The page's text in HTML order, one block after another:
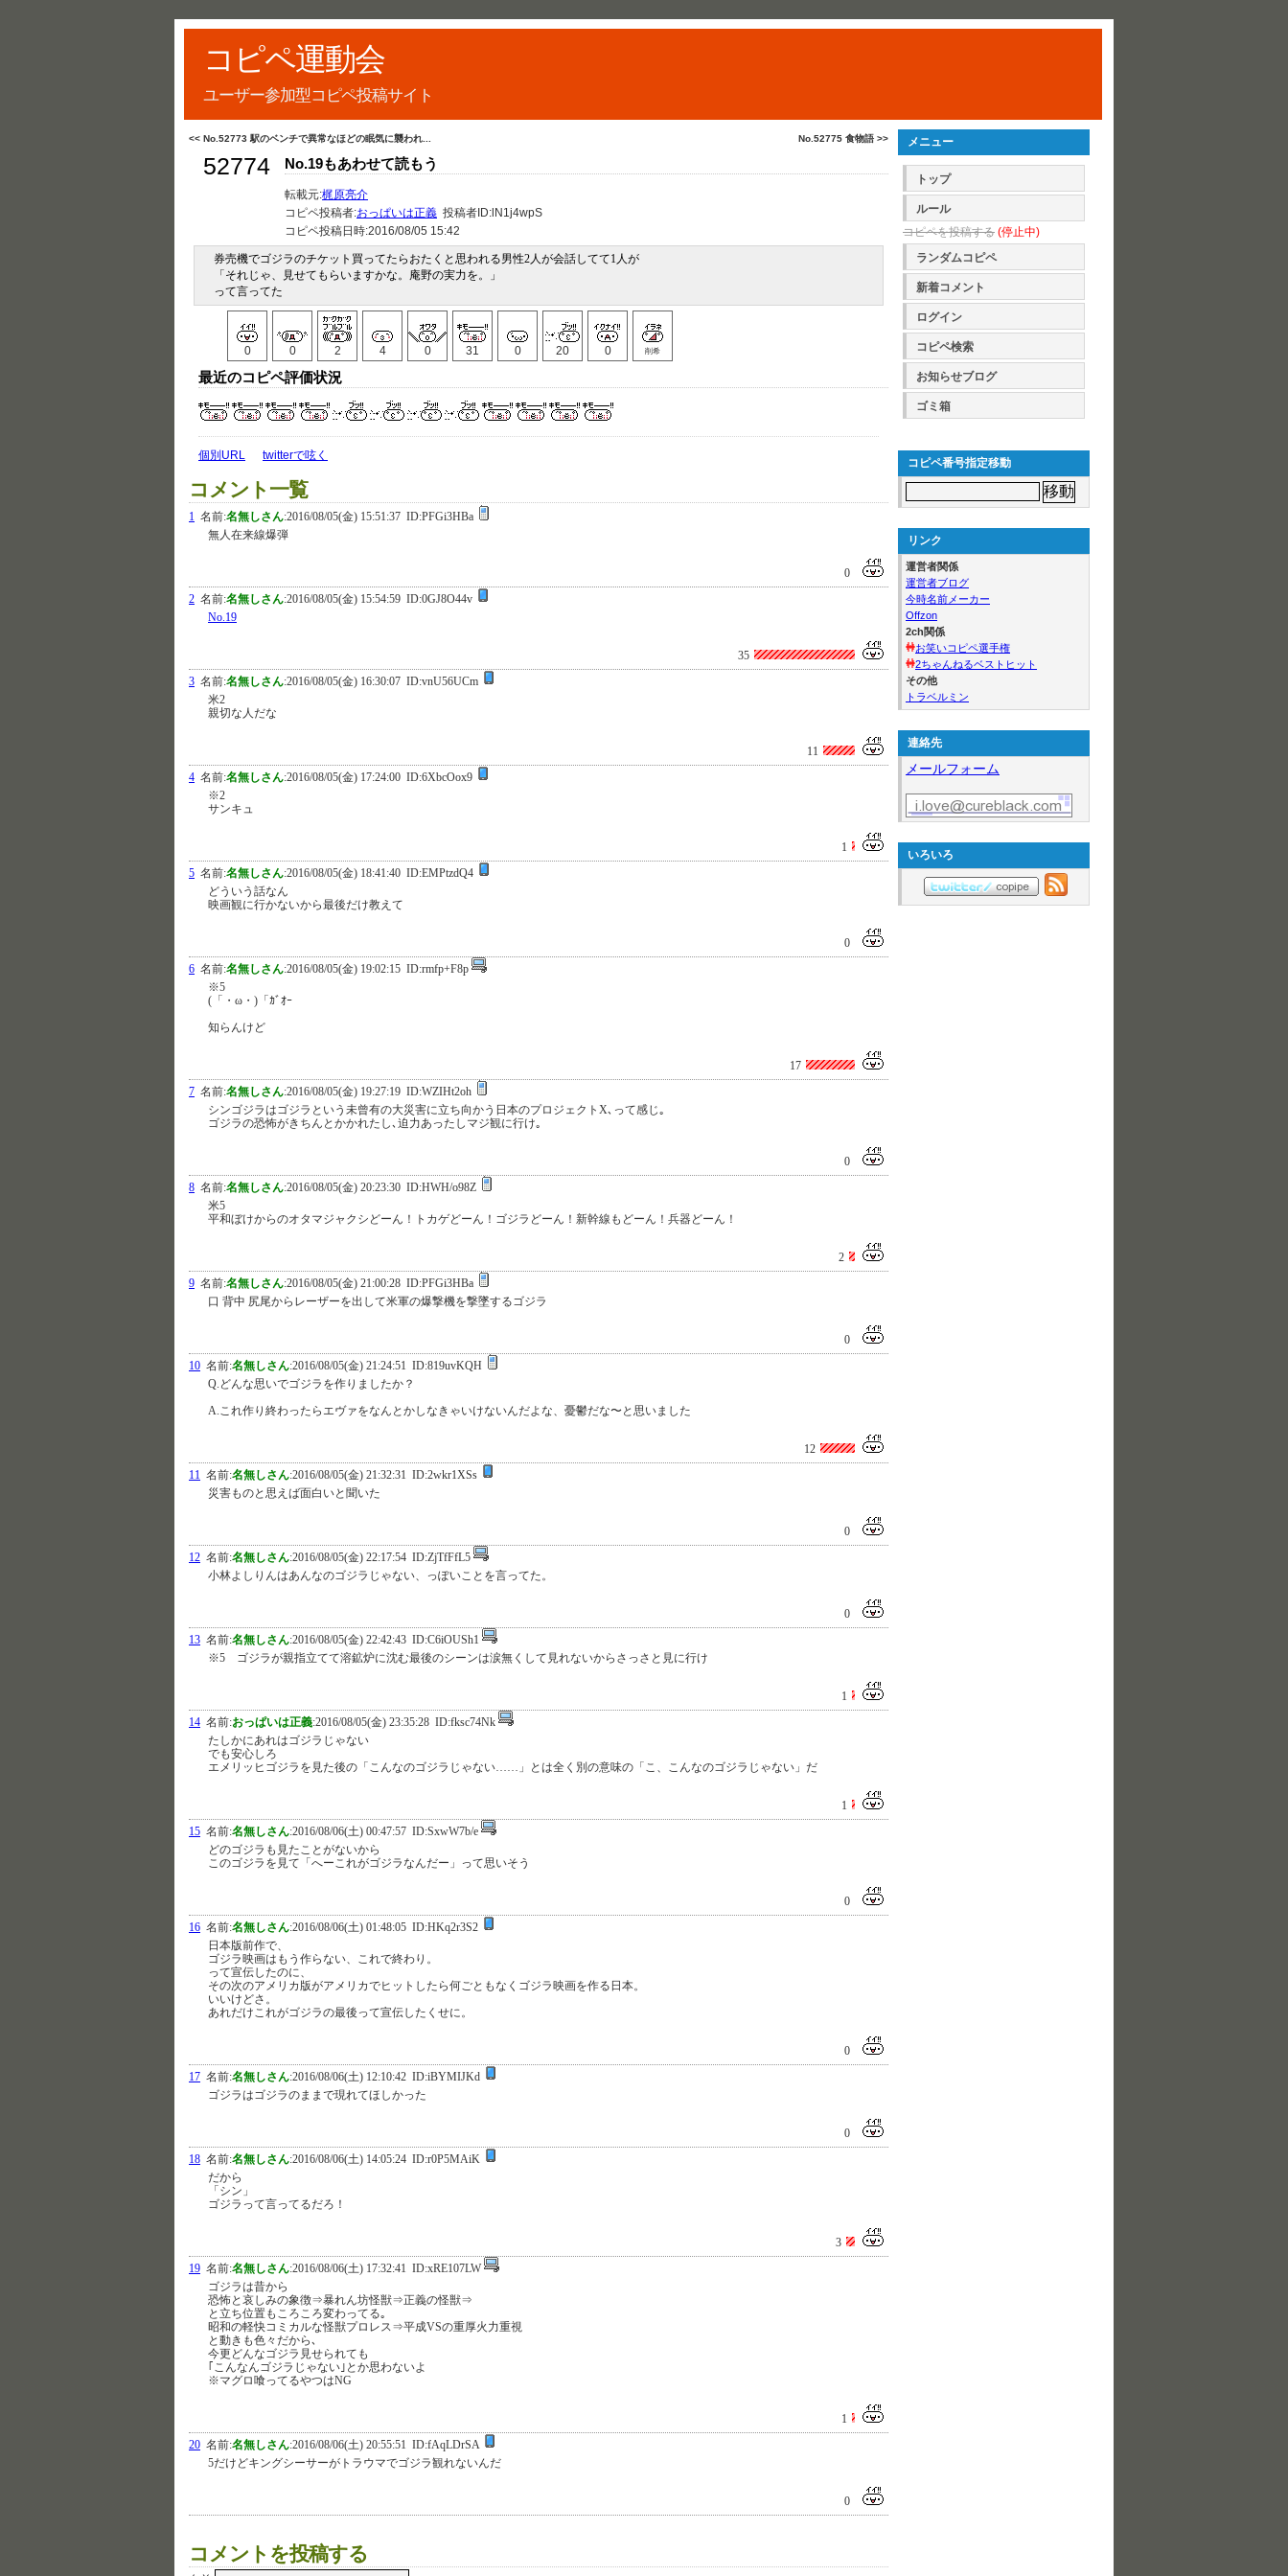
コピペ運動会
ユーザー参加型コピペ投稿サイト
No.52775 食物語 >>
<< No.52773 駅のベンチで異常なほどの眠気に襲われ...
52774 No.19もあわせて読もう
転載元:梶原亮介
コピペ投稿者:おっぱいは正義 投稿者ID:lN1j4wpS
コピペ投稿日時:2016/08/05 15:42
券売機でゴジラのチケット買ってたらおたくと思われる男性2人が会話してて1人が
「それじゃ、見せてもらいますかな。庵野の実力を。」
って言ってた
0 0 2 4 0 31 0 20 0 削希
最近のコピペ評価状況
個別URL twitterで呟く
コメント一覧
1 名前:名無しさん:2016/08/05(金) 15:51:37 ID:PFGi3HBa
無人在来線爆弾
0
2 名前:名無しさん:2016/08/05(金) 15:54:59 ID:0GJ8O44v
No.19
35
3 名前:名無しさん:2016/08/05(金) 16:30:07 ID:vnU56UCm
米2
親切な人だな
11
4 名前:名無しさん:2016/08/05(金) 17:24:00 ID:6XbcOox9
※2
サンキュ
1
5 名前:名無しさん:2016/08/05(金) 18:41:40 ID:EMPtzdQ4
どういう話なん
映画観に行かないから最後だけ教えて
0
6 名前:名無しさん:2016/08/05(金) 19:02:15 ID:rmfp+F8p
※5
(「・ω・)「ｶﾞｵｰ
知らんけど
17
7 名前:名無しさん:2016/08/05(金) 19:27:19 ID:WZIHt2oh
シンゴジラはゴジラという未曾有の大災害に立ち向かう日本のプロジェクトX､って感じ｡
ゴジラの恐怖がきちんとかかれたし､迫力あったしマジ観に行け｡
0
8 名前:名無しさん:2016/08/05(金) 20:23:30 ID:HWH/o98Z
米5
平和ぼけからのオタマジャクシどーん！トカゲどーん！ゴジラどーん！新幹線もどーん！兵器どーん！
2
9 名前:名無しさん:2016/08/05(金) 21:00:28 ID:PFGi3HBa
口 背中 尻尾からレーザーを出して米軍の爆撃機を撃墜するゴジラ
0
10 名前:名無しさん:2016/08/05(金) 21:24:51 ID:819uvKQH
Q.どんな思いでゴジラを作りましたか？
A.これ作り終わったらエヴァをなんとかしなきゃいけないんだよな、憂鬱だな〜と思いました
12
11 名前:名無しさん:2016/08/05(金) 21:32:31 ID:2wkr1XSs
災害ものと思えば面白いと聞いた
0
12 名前:名無しさん:2016/08/05(金) 22:17:54 ID:ZjTfFfL5
小林よしりんはあんなのゴジラじゃない、っぽいことを言ってた。
0
13 名前:名無しさん:2016/08/05(金) 22:42:43 ID:C6iOUSh1
※5 ゴジラが親指立てて溶鉱炉に沈む最後のシーンは涙無くして見れないからさっさと見に行け
1
14 名前:おっぱいは正義:2016/08/05(金) 23:35:28 ID:fksc74Nk
たしかにあれはゴジラじゃない
でも安心しろ
エメリッヒゴジラを見た後の「こんなのゴジラじゃない……」とは全く別の意味の「こ、こんなのゴジラじゃない」だ
1
15 名前:名無しさん:2016/08/06(土) 00:47:57 ID:SxwW7b/e
どのゴジラも見たことがないから
このゴジラを見て「へーこれがゴジラなんだー」って思いそう
0
16 名前:名無しさん:2016/08/06(土) 01:48:05 ID:HKq2r3S2
日本版前作で、
ゴジラ映画はもう作らない、これで終わり。
って宣伝したのに、
その次のアメリカ版がアメリカでヒットしたら何ごともなくゴジラ映画を作る日本。
いいけどさ。
あれだけこれがゴジラの最後って宣伝したくせに。
0
17 名前:名無しさん:2016/08/06(土) 12:10:42 ID:iBYMIJKd
ゴジラはゴジラのままで現れてほしかった
0
18 名前:名無しさん:2016/08/06(土) 14:05:24 ID:r0P5MAiK
だから
「シン」
ゴジラって言ってるだろ！
3
19 名前:名無しさん:2016/08/06(土) 17:32:41 ID:xRE107LW
ゴジラは昔から
恐怖と哀しみの象徴⇒暴れん坊怪獣⇒正義の怪獣⇒
と立ち位置もころころ変わってる｡
昭和の軽快コミカルな怪獣プロレス⇒平成VSの重厚火力重視
と動きも色々だから､
今更どんなゴジラ見せられても
｢こんなんゴジラじゃない｣とか思わないよ
※マグロ喰ってるやつはNG
1
20 名前:名無しさん:2016/08/06(土) 20:55:51 ID:fAqLDrSA
5だけどキングシーサーがトラウマでゴジラ観れないんだ
0
コメントを投稿する
メニュー
トップ
ルール
コピペを投稿する (停止中)
ランダムコピペ
新着コメント
ログイン
コピペ検索
お知らせブログ
ゴミ箱
コピペ番号指定移動
リンク
運営者関係
運営者ブログ
今時名前メーカー
Offzon
2ch関係
お笑いコピペ選手権
2ちゃんねるベストヒット
その他
トラベルミン
連絡先
メールフォーム
いろいろ